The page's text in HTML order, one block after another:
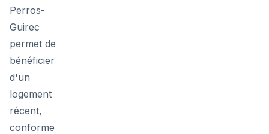
Perros-
Guirec
permet de
bénéficier
d'un
logement
récent,
conforme